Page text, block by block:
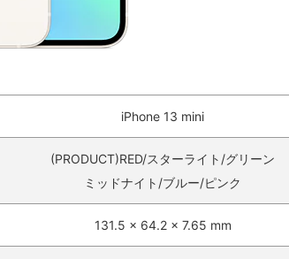
iPhone 13 mini
(PRODUCT)RED/スターライト/グリーン
ミッドナイト/ブルー/ピンク
131.5 x 64.2 x 7.65 mm